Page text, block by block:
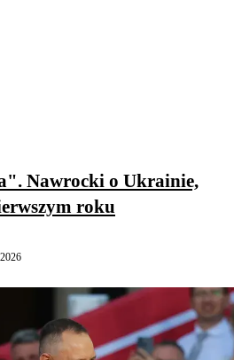
Nawrocki o Ukrainie,
roku